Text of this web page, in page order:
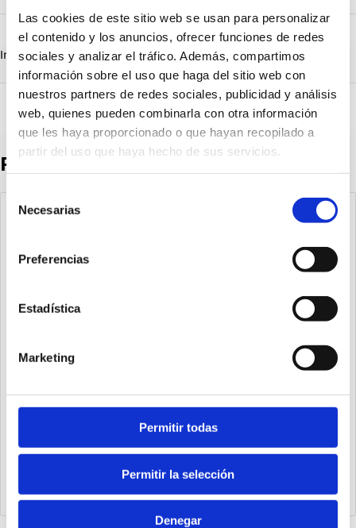
Las cookies de este sitio web se usan para personalizar
el contenido y los anuncios, ofrecer funciones de redes
sociales y analizar el tráfico. Además, compartimos
información sobre el uso que haga del sitio web con
nuestros partners de redes sociales, publicidad y análisis
web, quienes pueden combinarla con otra información
que les haya proporcionado o que hayan recopilado a
partir del uso que haya hecho de sus servicios.
Necesarias
Preferencias
Estadística
Marketing
Permitir todas
Permitir la selección
Denegar
CatalogoGeneral-EN.pdf
Descargar
Serie_Ecolight_1390-1391-1392.pdf
Descargar
Información destacada Detalles técnicosVista 3D
Productos destacados
1540.25.20.03.1
Cilindro Ecompact Ø25 carrera 20 versión vástago pasante
de acero inoxidable con rosca hembra, magnético y doble